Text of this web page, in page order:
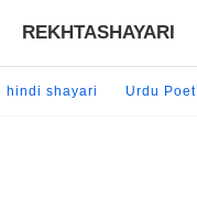
REKHTASHAYARI
hindi shayari Urdu Poet